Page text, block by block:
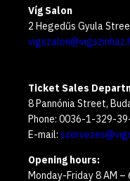
Víg Salon
2 Hegedűs Gyula
Ticket Sales
8 Pannónia Street,
Phone: 0036-1-329-
E-mail:
Opening hours:
Monday-Friday 8 AM –